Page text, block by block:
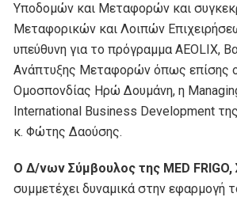
Υποδομών και Μεταφορών και
Μεταφορικών και Λοιπών
υπεύθυνη για το πρόγραμμα AEOLIX,
Ανάπτυξης Μεταφορών όπως επίσης ο
Ομοσπονδίας Ηρώ Δουμάνη, η
International Business Development
κ. Φώτης Δαούσης.
Ο Δ/νων Σύμβουλος της MED
συμμετέχει δυναμικά στην εφαρμογή